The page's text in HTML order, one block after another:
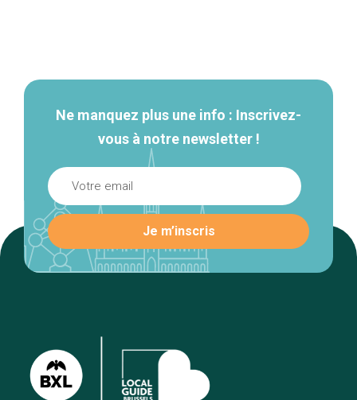
Ne manquez plus une info : Inscrivez-
vous à notre newsletter !